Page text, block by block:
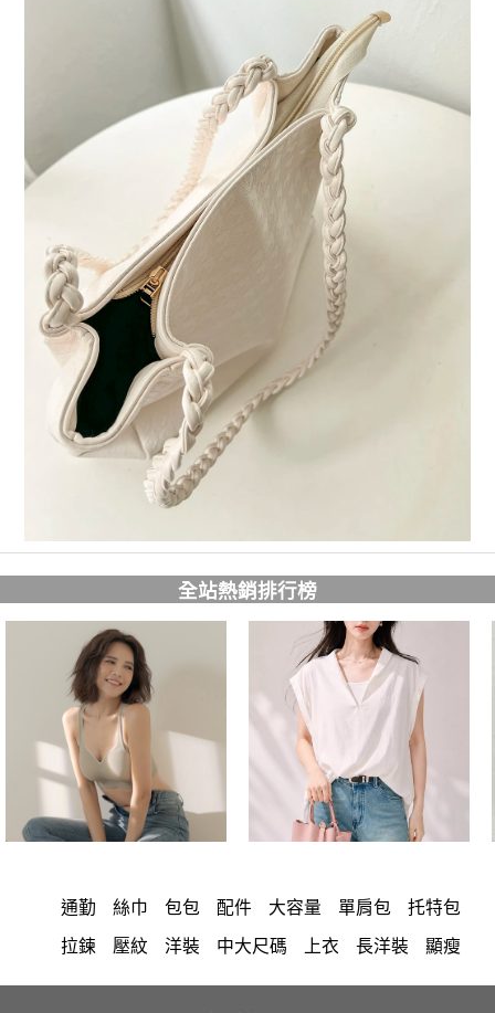
全站熱銷排行榜
通勤 絲巾 包包 配件 大容量 單肩包 托特包
拉鍊 壓紋 洋裝 中大尺碼 上衣 長洋裝 顯瘦
小香風 套裝 棉花糖女孩 褲裙 婚禮 牛仔褲